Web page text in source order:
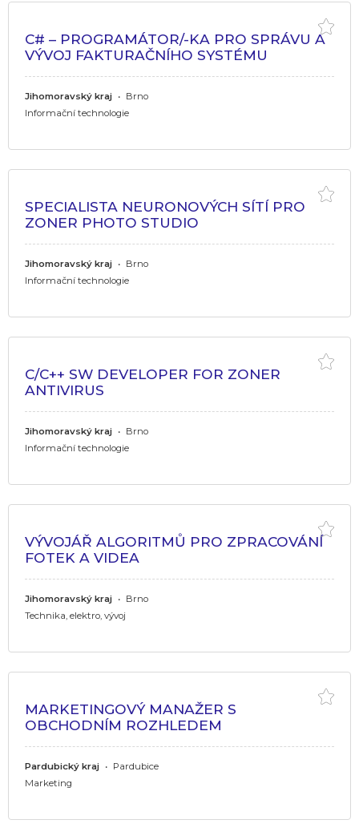
C# – PROGRAMÁTOR/-KA PRO SPRÁVU A
VÝVOJ FAKTURAČNÍHO SYSTÉMU
Jihomoravský kraj • Brno
Informační technologie
SPECIALISTA NEURONOVÝCH SÍTÍ PRO
ZONER PHOTO STUDIO
Jihomoravský kraj • Brno
Informační technologie
C/C++ SW DEVELOPER FOR ZONER
ANTIVIRUS
Jihomoravský kraj • Brno
Informační technologie
VÝVOJÁŘ ALGORITMŮ PRO ZPRACOVÁNÍ
FOTEK A VIDEA
Jihomoravský kraj • Brno
Technika, elektro, vývoj
MARKETINGOVÝ MANAŽER S
OBCHODNÍM ROZHLEDEM
Pardubický kraj • Pardubice
Marketing